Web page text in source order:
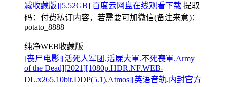
减收藏版][5.52GB] 百度云网盘在线观看下载 提取
码： 付费私订内容，若需要可加微信(备注来意)：
potato_8888
纯净WEB收藏版
[丧尸电影][活死人军团.活屍大軍.不死喪軍.Army
of the Dead][2021][1080p.HDR.NF.WEB-
DL.x265.10bit.DDP(5.1).Atmos][英语音轨.内封官方